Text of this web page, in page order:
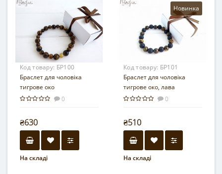
Код товару: БР100
Браслет для чоловіка
тигрове око
0
₴630
На складі
Новинка
Код товару: БР101
Браслет для чоловіка
тигрове око, лава
0
₴510
На складі